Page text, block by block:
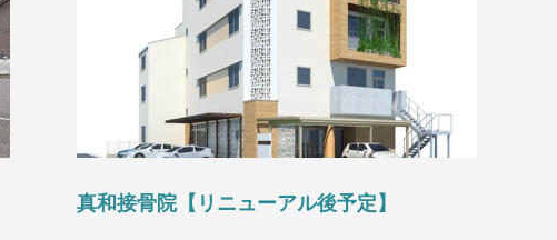
真和接骨院【リニューアル後予定】